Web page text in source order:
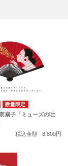
数量限定
扇子「ミューズの吐
税込金額
8,800円